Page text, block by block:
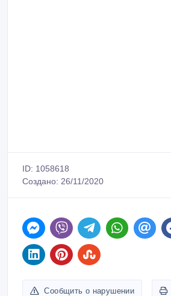
ID: 1058618
Создано: 26/11/2020
Сообщить о нарушении